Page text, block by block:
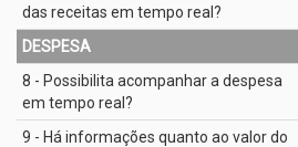
das receitas em tempo real?
DESPESA
8 - Possibilita acompanhar a despesa
em tempo real?
9 - Há informações quanto ao valor do